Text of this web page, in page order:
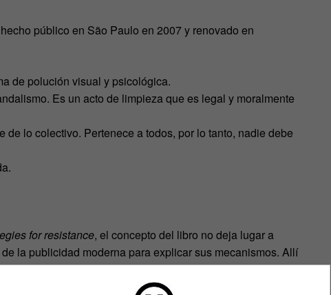
público en São Paulo en 2007 y renovado en
de polución visual y psicológica.
Es un acto de limpieza que es legal y moralmente
lo colectivo. Pertenece a todos, por lo tanto, nadie debe
for resistance, el concepto del libro no deja lugar a
la publicidad moderna para explicar sus mecanismos. Allí
Bernays, que utilizó los descubrimientos de su tío para
de compra.